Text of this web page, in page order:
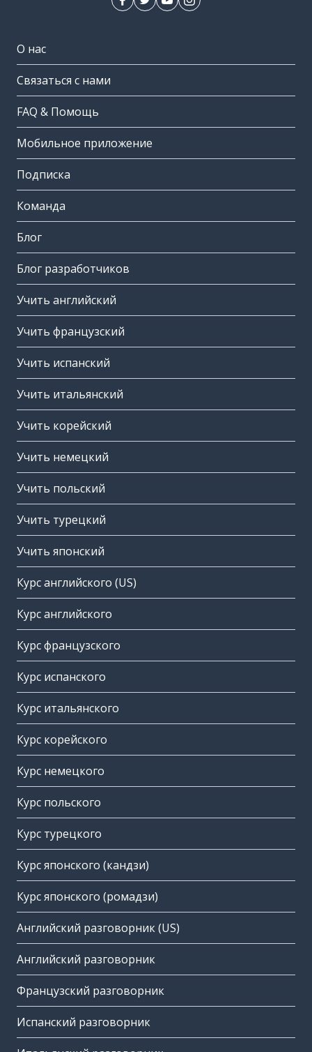
О нас
Связаться с нами
FAQ & Помощь
Мобильное приложение
Подписка
Команда
Блог
Блог разработчиков
Учить английский
Учить французский
Учить испанский
Учить итальянский
Учить корейский
Учить немецкий
Учить польский
Учить турецкий
Учить японский
Курс английского (US)
Курс английского
Курс французского
Курс испанского
Курс итальянского
Курс корейского
Курс немецкого
Курс польского
Курс турецкого
Курс японского (кандзи)
Курс японского (ромадзи)
Английский разговорник (US)
Английский разговорник
Французский разговорник
Испанский разговорник